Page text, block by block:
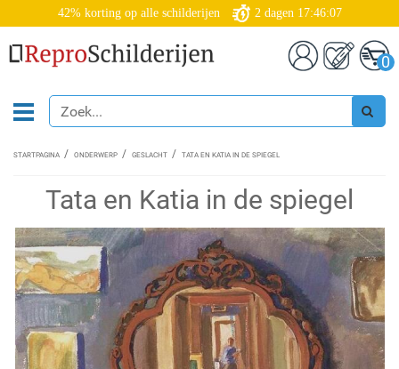
42% korting op alle schilderijen 2 dagen 17:46:06
0
STARTPAGINA ONDERWERP GESLACHT TATA EN KATIA IN DE SPIEGEL
Tata en Katia in de spiegel